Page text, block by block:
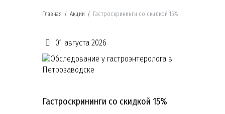
Главная / Акции / Гастроскрининги со скидкой 15%
01 августа 2026
Гастроскрининги со скидкой 15%